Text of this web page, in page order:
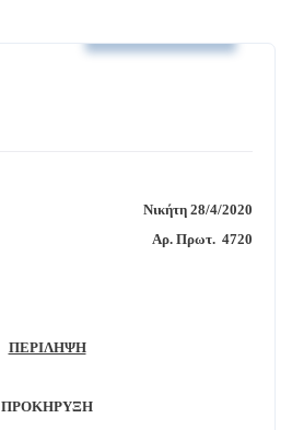
Νικήτη 28/4/2020
Αρ. Πρωτ. 4720
ΠΕΡΙΛΗΨΗ
ΠΡΟΚΗΡΥΞΗ